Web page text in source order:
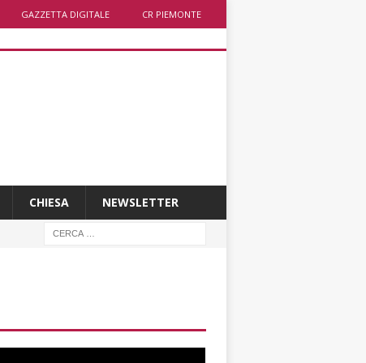
GAZZETTA DIGITALE CR PIEMONTE
CHIESA NEWSLETTER